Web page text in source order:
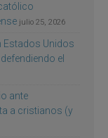
julio 25, 2026
Estados Unidos
el
ante
a cristianos (y